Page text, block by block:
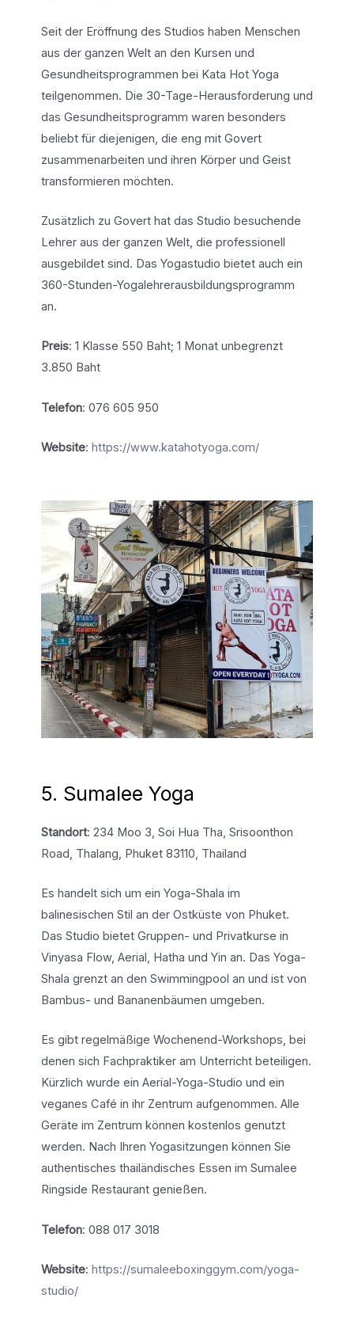
Seit der Eröffnung des Studios haben Menschen
aus der ganzen Welt an den Kursen und
Gesundheitsprogrammen bei Kata Hot Yoga
teilgenommen. Die 30-Tage-Herausforderung und
das Gesundheitsprogramm waren besonders
beliebt für diejenigen, die eng mit Govert
zusammenarbeiten und ihren Körper und Geist
transformieren möchten.
Zusätzlich zu Govert hat das Studio besuchende
Lehrer aus der ganzen Welt, die professionell
ausgebildet sind. Das Yogastudio bietet auch ein
360-Stunden-Yogalehrerausbildungsprogramm
an.
Preis: 1 Klasse 550 Baht; 1 Monat unbegrenzt
3.850 Baht
Telefon: 076 605 950
Website: https://www.katahotyoga.com/
5. Sumalee Yoga
Standort: 234 Moo 3, Soi Hua Tha, Srisoonthon
Road, Thalang, Phuket 83110, Thailand
Es handelt sich um ein Yoga-Shala im
balinesischen Stil an der Ostküste von Phuket.
Das Studio bietet Gruppen- und Privatkurse in
Vinyasa Flow, Aerial, Hatha und Yin an. Das Yoga-
Shala grenzt an den Swimmingpool an und ist von
Bambus- und Bananenbäumen umgeben.
Es gibt regelmäßige Wochenend-Workshops, bei
denen sich Fachpraktiker am Unterricht beteiligen.
Kürzlich wurde ein Aerial-Yoga-Studio und ein
veganes Café in ihr Zentrum aufgenommen. Alle
Geräte im Zentrum können kostenlos genutzt
werden. Nach Ihren Yogasitzungen können Sie
authentisches thailändisches Essen im Sumalee
Ringside Restaurant genießen.
Telefon: 088 017 3018
Website: https://sumaleeboxinggym.com/yoga-
studio/